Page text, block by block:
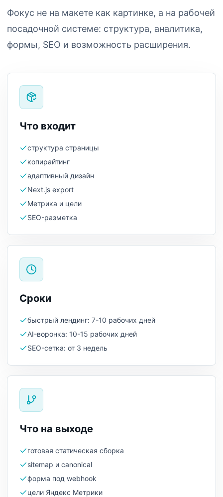
Фокус не на макете как картинке, а на рабочей
посадочной системе: структура, аналитика,
формы, SEO и возможность расширения.
Что входит
структура страницы
копирайтинг
адаптивный дизайн
Next.js export
Метрика и цели
SEO-разметка
Сроки
быстрый лендинг: 7-10 рабочих дней
AI-воронка: 10-15 рабочих дней
SEO-сетка: от 3 недель
Что на выходе
готовая статическая сборка
sitemap и canonical
форма под webhook
цели Яндекс Метрики